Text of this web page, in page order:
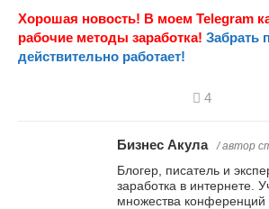
Хорошая новость! В моем Telegram
рабочие методы заработка! Забрать
действительно работает!
4
Бизнес Акула / автор
Блогер, писатель и
заработка в интернете.
множества конференций